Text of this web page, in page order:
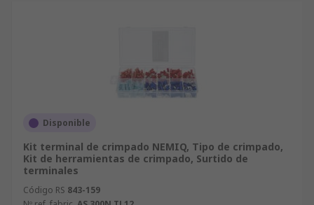
Disponible
Kit terminal de crimpado NEMIQ, Tipo de crimpado,
Kit de herramientas de crimpado, Surtido de
terminales
Código RS 843-159